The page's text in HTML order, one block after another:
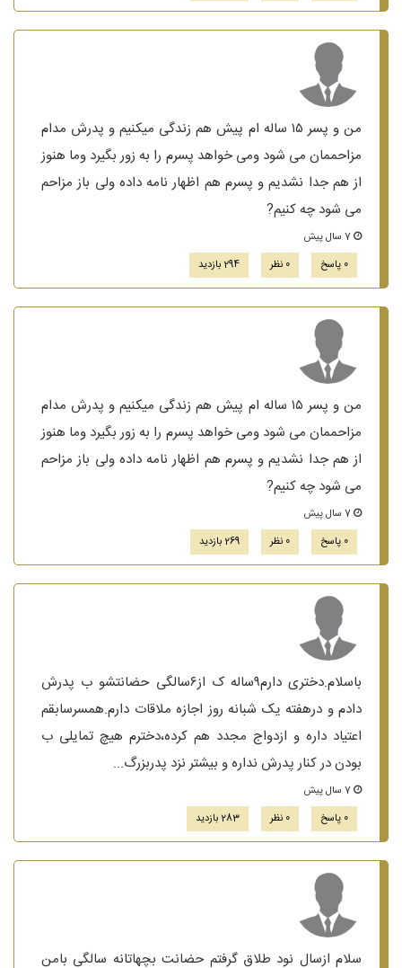
من و پسر ۱۵ ساله ام پیش هم زندگی میکنیم و پدرش مدام
مزاحممان می شود ومی خواهد پسرم را به زور بگیرد وما هنوز
از هم جدا نشدیم و پسرم هم اظهار نامه داده ولی باز مزاحم
می شود چه کنیم?
0 پاسخ
0 نظر 294 بازدید
من و پسر ۱۵ ساله ام پیش هم زندگی میکنیم و پدرش مدام
مزاحممان می شود ومی خواهد پسرم را به زور بگیرد وما هنوز
از هم جدا نشدیم و پسرم هم اظهار نامه داده ولی باز مزاحم
می شود چه کنیم?
0 پاسخ
0 نظر 269 بازدید
باسلام.دختری دارم۹ساله ک از۶سالگی حضانتشو ب پدرش
دادم و درهفته یک شبانه روز اجازه ملاقات دارم.همسرسابقم
اعتیاد داره و ازدواج مجدد هم کرده،دخترم هیچ تمایلی ب
بودن در کنار پدرش نداره و بیشتر نزد پدربزرگ...
0 پاسخ
0 نظر 283 بازدید
سلام ازسال نود طلاق گرفتم حضانت بچهاتانه سالگی بامن